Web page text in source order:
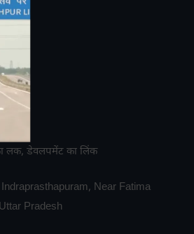
लक, डेवलपमेंट का लिंक
Near Fatima
Pradesh